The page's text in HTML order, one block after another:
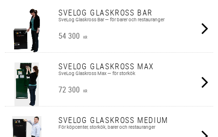
SVELOG GLASKROSS BAR
SveLog Glaskross Bar — för barer och restauranger
54 300 KR
SVELOG GLASKROSS MAX
SveLog Glaskross Max — för storkök
72 300 KR
SVELOG GLASKROSS MEDIUM
För köpcenter, storkök, barer och restauranger